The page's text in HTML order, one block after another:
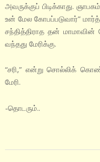
அவருக்குப் பிடிக்காது.
உன் மேல கோபப்படுவார்”
சந்தித்திராத தன்
வந்தது மேரிக்கு.
“சரி,” என்று சொல்லிக்
மேரி.
-தொடரும்..